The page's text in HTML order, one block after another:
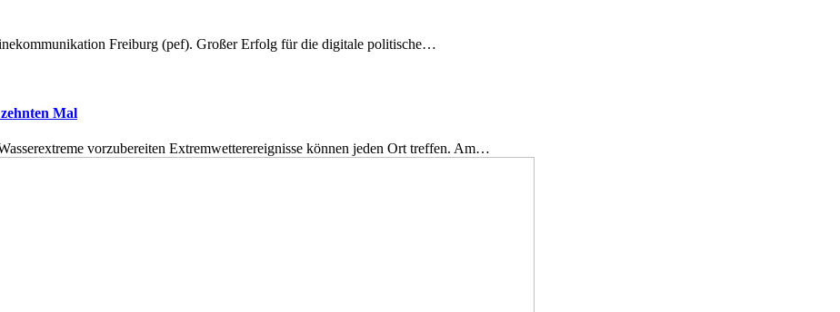
Freiburg (pef). Großer Erfolg für die digitale politische…
Mal
vorzubereiten Extremwetterereignisse können jeden Ort treffen. Am…